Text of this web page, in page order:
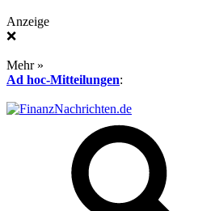
Anzeige
❌
Mehr »
Ad hoc-Mitteilungen: